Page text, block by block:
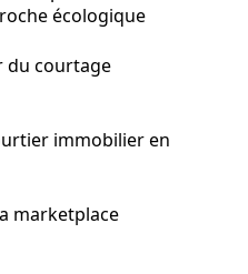
écologique
du courtage
immobilier en
marketplace